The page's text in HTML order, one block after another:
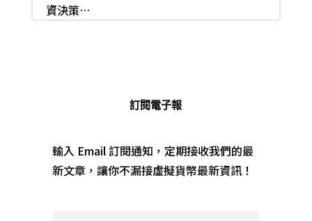
資決策…
訂閱電子報
輸入 Email 訂閱通知，定期接收我們的最
新文章，讓你不漏接虛擬貨幣最新資訊！